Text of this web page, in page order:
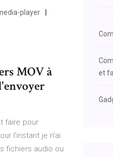
player
MOV à
faire pour
l'instant je n'ai
fichiers audio ou
et